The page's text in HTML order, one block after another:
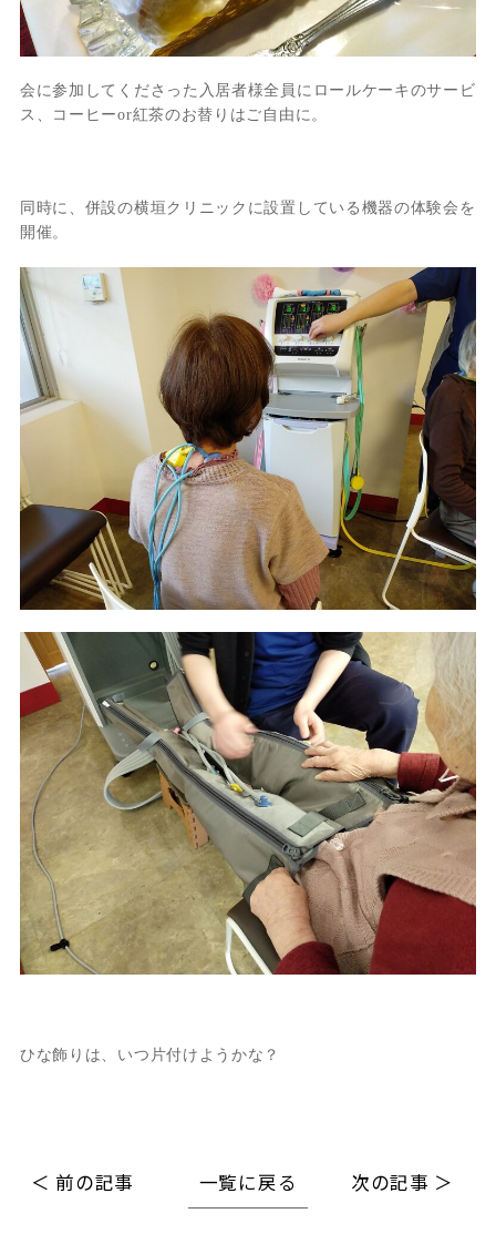
会に参加してくださった入居者様全員にロールケーキのサービ
ス、コーヒーor紅茶のお替りはご自由に。
同時に、併設の横垣クリニックに設置している機器の体験会を
開催。
ひな飾りは、いつ片付けようかな？
＜ 前の記事 一覧に戻る 次の記事 ＞